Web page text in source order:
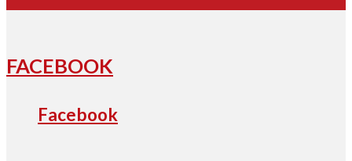
FACEBOOK
Facebook